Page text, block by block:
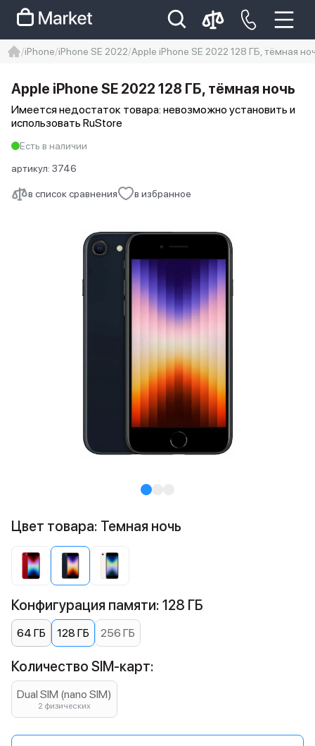
Iphone 14 pro max
айфон 14
iPhone iPhone SE 2022 Apple iPhone SE 2022 128 ГБ, тёмная
в список сравнения в избранное
Apple iPhone SE 2022 128 ГБ, тёмная ночь
Имеется недостаток товара: невозможно установить и
использовать RuStore
Есть в наличии
артикул: 3746
Цвет товара: Темная ночь
Конфигурация памяти: 128 ГБ
64 ГБ 128 ГБ 256 ГБ
Количество SIM-карт:
Dual SIM (nano SIM)
2 физических